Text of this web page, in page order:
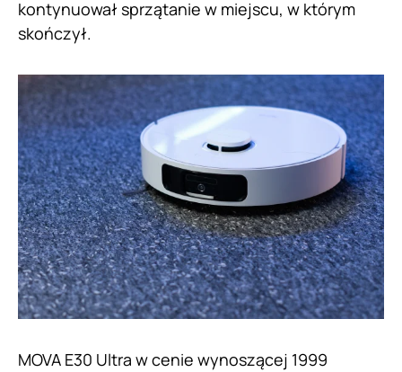
kontynuował sprzątanie w miejscu, w którym
skończył.
MOVA E30 Ultra w cenie wynoszącej 1999